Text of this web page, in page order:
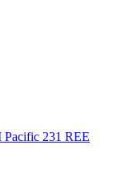
Pacific 231 REE